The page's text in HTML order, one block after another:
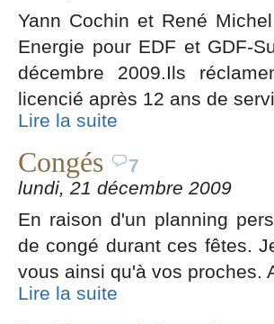
Yann Cochin et René
Energie pour EDF et GDF-
décembre 2009.Ils
licencié après 12 ans de
Lire la suite
Congés
7
lundi, 21 décembre 2009
En raison d'un planning
de congé durant ces fêtes.
vous ainsi qu'à vos proches.
Lire la suite